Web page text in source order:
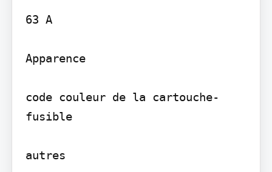
63 A
Apparence
code couleur de la cartouche-
fusible
autres